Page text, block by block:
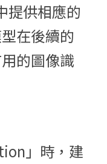
提供相應的
在後續的
的圖像識
」時，建